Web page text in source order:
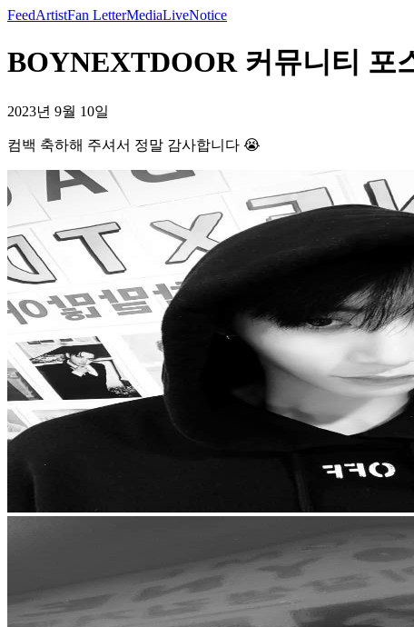
FeedArtistFan LetterMediaLiveNotice
BOYNEXTDOOR 커뮤니티 포
2023년 9월 10일
컴백 축하해 주셔서 정말 감사합니다 😭